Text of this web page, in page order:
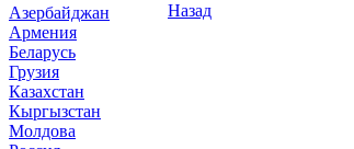
Азербайджан
Армения
Беларусь
Грузия
Казахстан
Кыргызстан
Молдова
Назад